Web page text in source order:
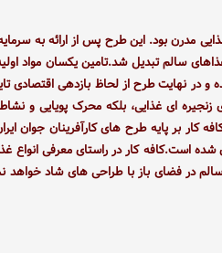
مدرن بود. اين طرح پس از ارائه به
سالم تبديل شد.تامين يکسان مواد
نهايت طرح از لحاظ بازدهی اقتصادی
زنجيره ای غذايی، بلکه محرک پويايی و
بر پايه طرح های کارآفرینان جوان
شده است.کافه کار در راستای معرفی انواع
در فضای باز با طراحی های شاد خواهد